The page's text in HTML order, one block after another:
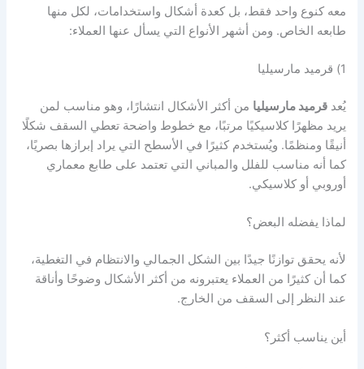
معه كنوع واحد فقط، بل كعدة أشكال واستخدامات، لكل منها
طابعه الخاص. ومن أشهر الأنواع التي يسأل عنها العملاء:
1) قرميد مارسيليا
يُعدقرميد مارسيليا من أكثر الأشكال انتشارًا، وهو مناسب لمن
يريد مظهرًا كلاسيكيًا مرتبًا، مع خطوط واضحة تعطي السقف شكلًا
أنيقًا ومنظمًا. ويُستخدم كثيرًا في الأسطح التي يراد إبرازها بصريًا،
كما أنه مناسب للفلل والمباني التي تعتمد على طابع معماري
أوروبي أو كلاسيكي.
لماذا يفضله البعض؟
لأنه يحقق توازنًا جيدًا بين الشكل الجمالي والانتظام في التغطية،
كما أن كثيرًا من العملاء يعتبرونه من أكثر الأشكال وضوحًا وأناقة
عند النظر إلى السقف من الخارج.
أين يناسب أكثر؟